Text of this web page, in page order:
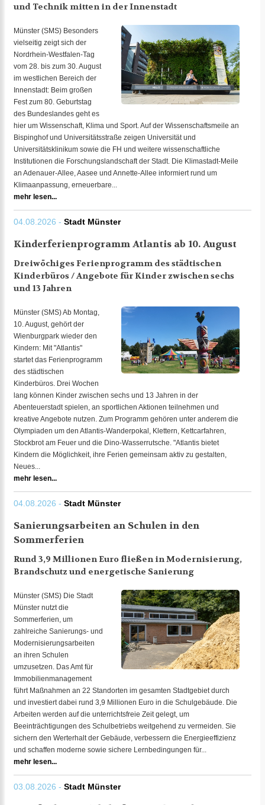
und Technik mitten in der Innenstadt
Münster (SMS) Besonders
vielseitig zeigt sich der
Nordrhein-Westfalen-Tag
vom 28. bis zum 30. August
im westlichen Bereich der
Innenstadt: Beim großen
Fest zum 80. Geburtstag
des Bundeslandes geht es
hier um Wissenschaft, Klima und Sport. Auf der Wissenschaftsmeile an
Bispinghof und Universitätsstraße zeigen Universität und
Universitätsklinikum sowie die FH und weitere wissenschaftliche
Institutionen die Forschungslandschaft der Stadt. Die Klimastadt-Meile
an Adenauer-Allee, Aasee und Annette-Allee informiert rund um
Klimaanpassung, erneuerbare...
mehr lesen...
04.08.2026 - Stadt Münster
Kinderferienprogramm Atlantis ab 10. August
Dreiwöchiges Ferienprogramm des städtischen
Kinderbüros / Angebote für Kinder zwischen sechs
und 13 Jahren
Münster (SMS) Ab Montag,
10. August, gehört der
Wienburgpark wieder den
Kindern: Mit "Atlantis"
startet das Ferienprogramm
des städtischen
Kinderbüros. Drei Wochen
lang können Kinder zwischen sechs und 13 Jahren in der
Abenteuerstadt spielen, an sportlichen Aktionen teilnehmen und
kreative Angebote nutzen. Zum Programm gehören unter anderem die
Olympiaden um den Atlantis-Wanderpokal, Klettern, Kettcarfahren,
Stockbrot am Feuer und die Dino-Wasserrutsche. "Atlantis bietet
Kindern die Möglichkeit, ihre Ferien gemeinsam aktiv zu gestalten,
Neues...
mehr lesen...
04.08.2026 - Stadt Münster
Sanierungsarbeiten an Schulen in den
Sommerferien
Rund 3,9 Millionen Euro fließen in Modernisierung,
Brandschutz und energetische Sanierung
Münster (SMS) Die Stadt
Münster nutzt die
Sommerferien, um
zahlreiche Sanierungs- und
Modernisierungsarbeiten
an ihren Schulen
umzusetzen. Das Amt für
Immobilienmanagement
führt Maßnahmen an 22 Standorten im gesamten Stadtgebiet durch
und investiert dabei rund 3,9 Millionen Euro in die Schulgebäude. Die
Arbeiten werden auf die unterrichtsfreie Zeit gelegt, um
Beeinträchtigungen des Schulbetriebs weitgehend zu vermeiden. Sie
sichern den Werterhalt der Gebäude, verbessern die Energieeffizienz
und schaffen moderne sowie sichere Lernbedingungen für...
mehr lesen...
03.08.2026 - Stadt Münster